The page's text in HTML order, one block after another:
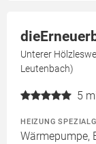
Unterer
Leutenbach)
5
HEIZUNG
Wärmepumpe,